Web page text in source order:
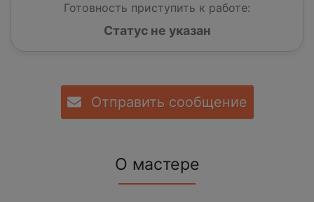
Готовность приступить к работе:
Статус не указан
Отправить сообщение
О мастере